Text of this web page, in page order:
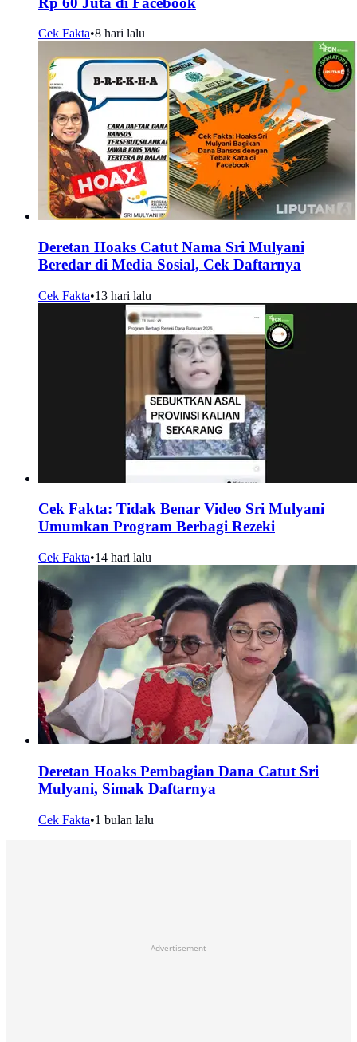
Cek Fakta•8 hari lalu
Deretan Hoaks Catut Nama Sri Mulyani
Beredar di Media Sosial, Cek Daftarnya
Cek Fakta•13 hari lalu
Cek Fakta: Tidak Benar Video Sri Mulyani
Umumkan Program Berbagi Rezeki
Cek Fakta•14 hari lalu
Deretan Hoaks Pembagian Dana Catut Sri
Mulyani, Simak Daftarnya
Cek Fakta•1 bulan lalu
Advertisement